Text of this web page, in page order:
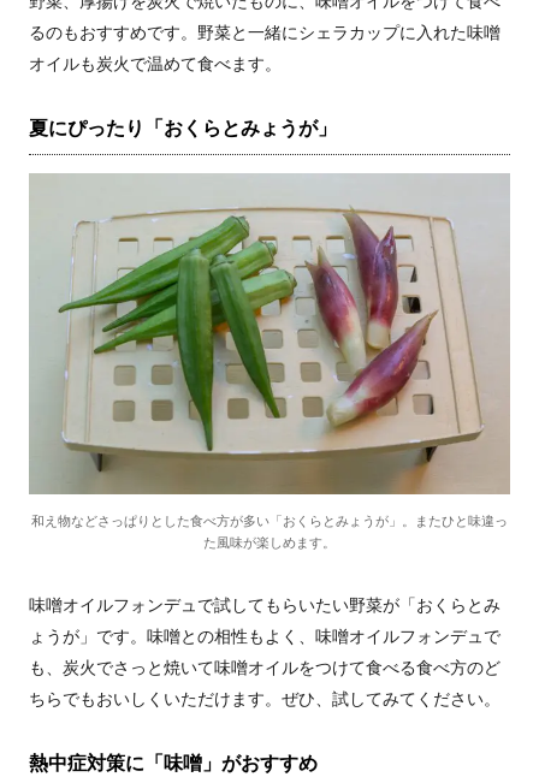
るのもおすすめです。野菜と一緒にシェラカップに入れた味噌
オイルも炭火で温めて食べます。
夏にぴったり「おくらとみょうが」
和え物などさっぱりとした食べ方が多い「おくらとみょうが」。またひと味違っ
た風味が楽しめます。
味噌オイルフォンデュで試してもらいたい野菜が「おくらとみ
ょうが」です。味噌との相性もよく、味噌オイルフォンデュで
も、炭火でさっと焼いて味噌オイルをつけて食べる食べ方のど
ちらでもおいしくいただけます。ぜひ、試してみてください。
熱中症対策に「味噌」がおすすめ